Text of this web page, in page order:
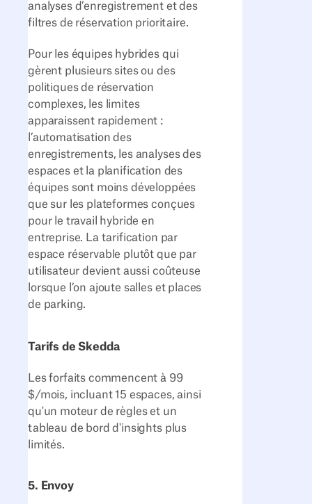
analyses d’enregistrement et des
filtres de réservation prioritaire.
Pour les équipes hybrides qui
gèrent plusieurs sites ou des
politiques de réservation
complexes, les limites
apparaissent rapidement :
l’automatisation des
enregistrements, les analyses des
espaces et la planification des
équipes sont moins développées
que sur les plateformes conçues
pour le travail hybride en
entreprise. La tarification par
espace réservable plutôt que par
utilisateur devient aussi coûteuse
lorsque l’on ajoute salles et places
de parking.
Tarifs de Skedda
Les forfaits commencent à 99
$/mois, incluant 15 espaces, ainsi
qu'un moteur de règles et un
tableau de bord d'insights plus
limités.
5. Envoy